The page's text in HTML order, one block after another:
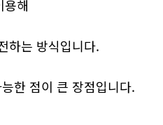
용해
하는 방식입니다.
한 점이 큰 장점입니다.